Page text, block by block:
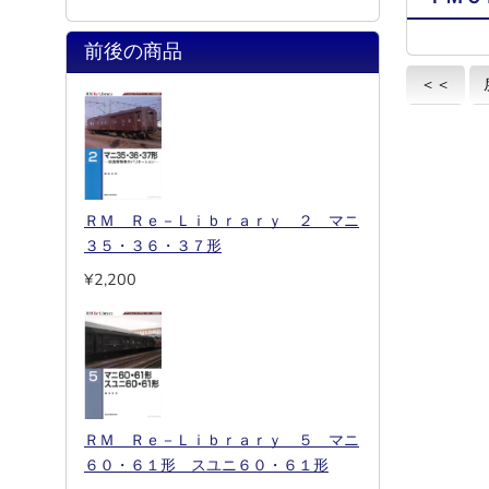
＜＜
前後の商品
ＲＭ Ｒｅ－Ｌｉｂｒａｒｙ ２ マニ
３５・３６・３７形
¥2,200
ＲＭ Ｒｅ－Ｌｉｂｒａｒｙ ５ マニ
６０・６１形 スユニ６０・６１形